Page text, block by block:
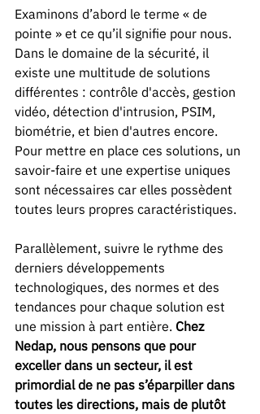
Examinons d’abord le terme « de
pointe » et ce qu’il signifie pour nous.
Dans le domaine de la sécurité, il
existe une multitude de solutions
différentes : contrôle d'accès, gestion
vidéo, détection d'intrusion, PSIM,
biométrie, et bien d'autres encore.
Pour mettre en place ces solutions, un
savoir-faire et une expertise uniques
sont nécessaires car elles possèdent
toutes leurs propres caractéristiques.
Parallèlement, suivre le rythme des
derniers développements
technologiques, des normes et des
tendances pour chaque solution est
une mission à part entière. Chez
Nedap, nous pensons que pour
exceller dans un secteur, il est
primordial de ne pas s’éparpiller dans
toutes les directions, mais de plutôt